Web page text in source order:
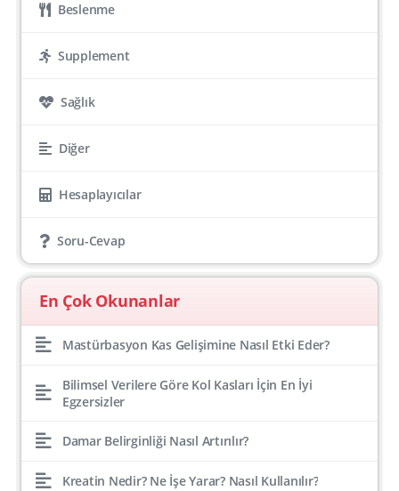
Beslenme
Supplement
Sağlık
Diğer
Hesaplayıcılar
Soru-Cevap
En Çok Okunanlar
Mastürbasyon Kas Gelişimine Nasıl Etki Eder?
Bilimsel Verilere Göre Kol Kasları İçin En İyi
Egzersizler
Damar Belirginliği Nasıl Artırılır?
Kreatin Nedir? Ne İşe Yarar? Nasıl Kullanılır?